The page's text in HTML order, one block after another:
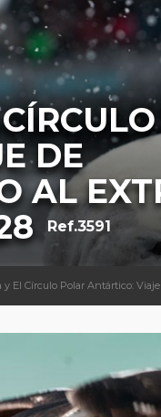
DE
AL
Ref.3591
El Círculo Polar Antártico: